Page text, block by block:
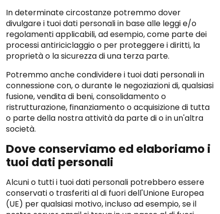
In determinate circostanze potremmo dover
divulgare i tuoi dati personali in base alle leggi e/o
regolamenti applicabili, ad esempio, come parte dei
processi antiriciclaggio o per proteggere i diritti, la
proprietà o la sicurezza di una terza parte.
Potremmo anche condividere i tuoi dati personali in
connessione con, o durante le negoziazioni di, qualsiasi
fusione, vendita di beni, consolidamento o
ristrutturazione, finanziamento o acquisizione di tutta
o parte della nostra attività da parte di o in un'altra
società.
Dove conserviamo ed elaboriamo i
tuoi dati personali
Alcuni o tutti i tuoi dati personali potrebbero essere
conservati o trasferiti al di fuori dell'Unione Europea
(UE) per qualsiasi motivo, incluso ad esempio, se il